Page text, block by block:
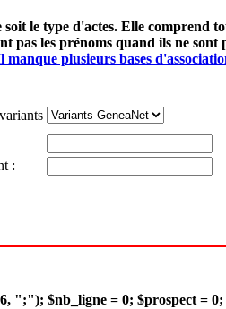
le type d'actes. Elle comprend
pas les prénoms quand ils ne sont
manque plusieurs bases
:
";"); $nb_ligne = 0; $prospect =